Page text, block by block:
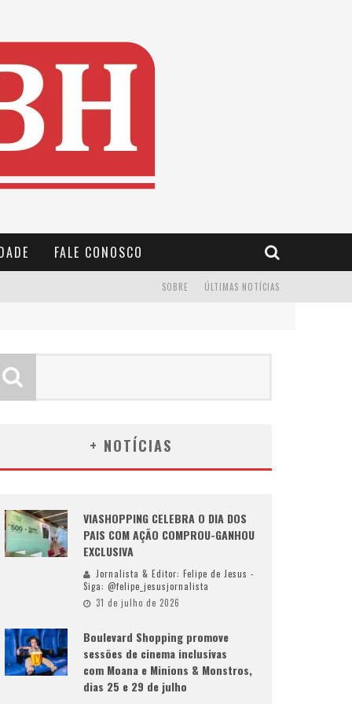
FALE CONOSCO
ÚLTIMAS NOTÍCIAS
SOBRE
+ NOTÍCIAS
VIASHOPPING CELEBRA O DIA DOS
PAIS COM AÇÃO COMPROU-GANHOU
EXCLUSIVA
Jornalista & Editor: Felipe de Jesus -
Siga: @felipe_jesusjornalista
31 de julho de 2026
Boulevard Shopping promove
sessões de cinema inclusivas
com Moana e Minions & Monstros,
dias 25 e 29 de julho